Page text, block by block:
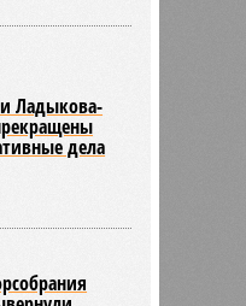
Ладыкова-
дела